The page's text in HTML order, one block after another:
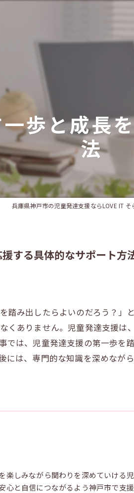
歩と成長
法
兵庫県神戸市の児童発達支援ならLOVE IT そ
する具体的なサポート方
み出したらよいのだろう？」
くありません。児童発達支援
では、児童発達支援の第一歩
には、専門的な知識を深めな
楽しみながら関わりを深めていける
心と自信につながるよう神戸市で支援